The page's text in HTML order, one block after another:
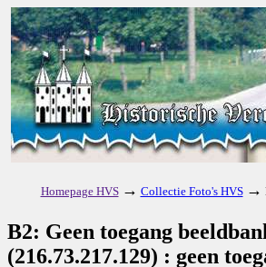
Homepage HVS → Collectie Foto's HVS →
B2: Geen toegang
(216.73.217.129) : geen